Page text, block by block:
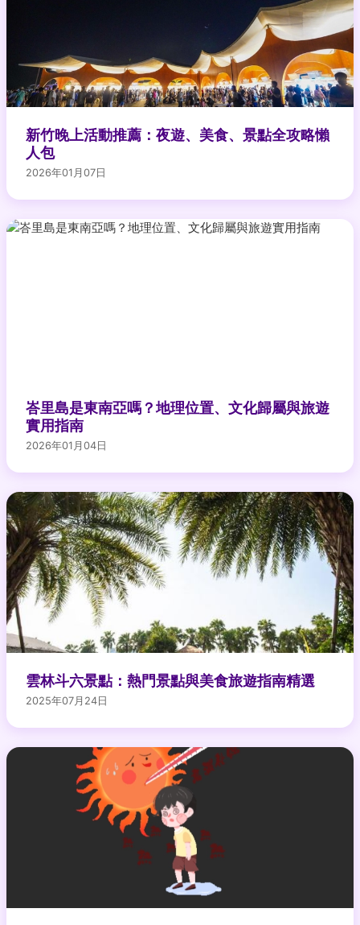
新竹晚上活動推薦：夜遊、美食、景點全攻略懶
人包
2026年01月07日
峇里島是東南亞嗎？地理位置、文化歸屬與旅遊
實用指南
2026年01月04日
雲林斗六景點：熱門景點與美食旅遊指南精選
2025年07月24日